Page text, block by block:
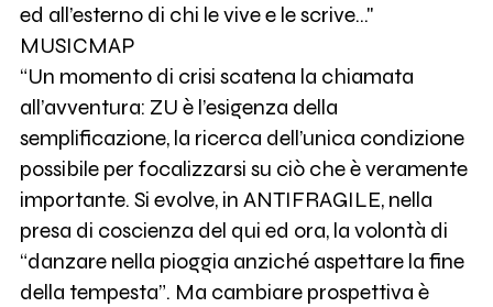
ed all’esterno di chi le vive e le scrive..."
MUSICMAP
“Un momento di crisi scatena la chiamata
all’avventura: ZU è l’esigenza della
semplificazione, la ricerca dell’unica condizione
possibile per focalizzarsi su ciò che è veramente
importante. Si evolve, in ANTIFRAGILE, nella
presa di coscienza del qui ed ora, la volontà di
“danzare nella pioggia anziché aspettare la fine
della tempesta”. Ma cambiare prospettiva è